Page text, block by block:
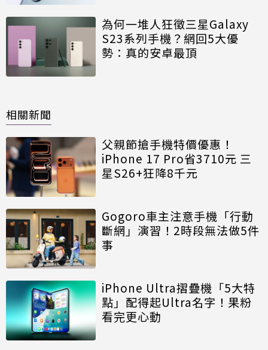
為何一堆人狂徵三星Galaxy
S23系列手機？網回5大優
勢：真的安卓最頂
相關新聞
父親節搶手機特價優惠！
iPhone 17 Pro省3710元 三
星S26+狂降8千元
Gogoro車主注意手機「行動
斷網」演習！2時段無法做5件
事
iPhone Ultra摺疊機「5大特
點」配得起Ultra名字！果粉
看完更心動